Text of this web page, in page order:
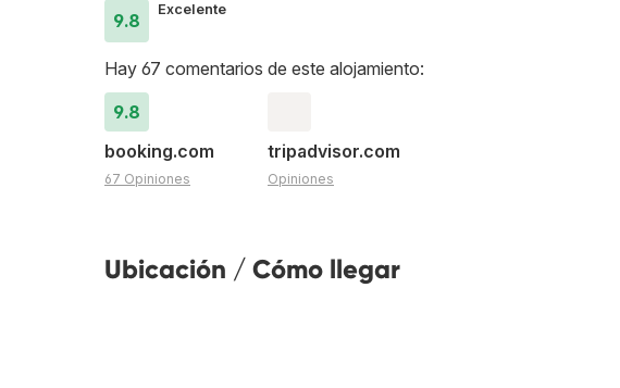
9.8
Excelente
Hay 67 comentarios de este alojamiento:
9.8
booking.com
67 Opiniones
tripadvisor.com
Opiniones
Ubicación / Cómo llegar